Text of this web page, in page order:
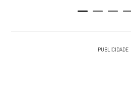
PUBLICIDADE